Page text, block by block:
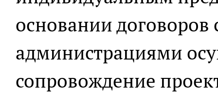
основании
администрациями
сопровождение